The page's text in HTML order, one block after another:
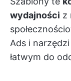
wydajności z
Ads i
łatwym do